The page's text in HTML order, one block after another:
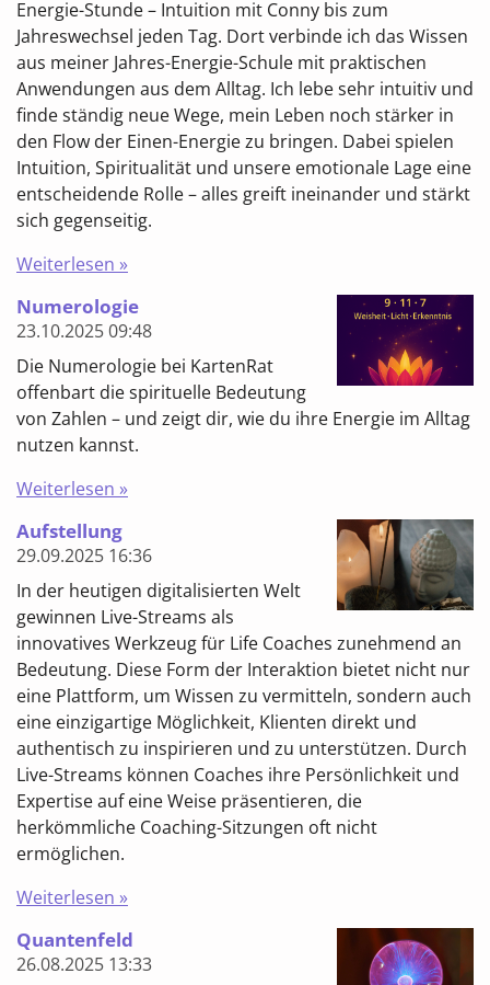
Energie-Stunde – Intuition mit Conny bis zum
Jahreswechsel jeden Tag. Dort verbinde ich das Wissen
aus meiner Jahres-Energie-Schule mit praktischen
Anwendungen aus dem Alltag. Ich lebe sehr intuitiv und
finde ständig neue Wege, mein Leben noch stärker in
den Flow der Einen-Energie zu bringen. Dabei spielen
Intuition, Spiritualität und unsere emotionale Lage eine
entscheidende Rolle – alles greift ineinander und stärkt
sich gegenseitig.
Weiterlesen »
Numerologie
23.10.202509:48
Die Numerologie bei KartenRat
offenbart die spirituelle Bedeutung
von Zahlen – und zeigt dir, wie du ihre Energie im Alltag
nutzen kannst.
Weiterlesen »
Aufstellung
29.09.2025 16:36
In der heutigen digitalisierten Welt
gewinnen Live-Streams als
innovatives Werkzeug für Life Coaches zunehmend an
Bedeutung. Diese Form der Interaktion bietet nicht nur
eine Plattform, um Wissen zu vermitteln, sondern auch
eine einzigartige Möglichkeit, Klienten direkt und
authentisch zu inspirieren und zu unterstützen. Durch
Live-Streams können Coaches ihre Persönlichkeit und
Expertise auf eine Weise präsentieren, die
herkömmliche Coaching-Sitzungen oft nicht
ermöglichen.
Weiterlesen »
Quantenfeld
26.08.2025 13:33